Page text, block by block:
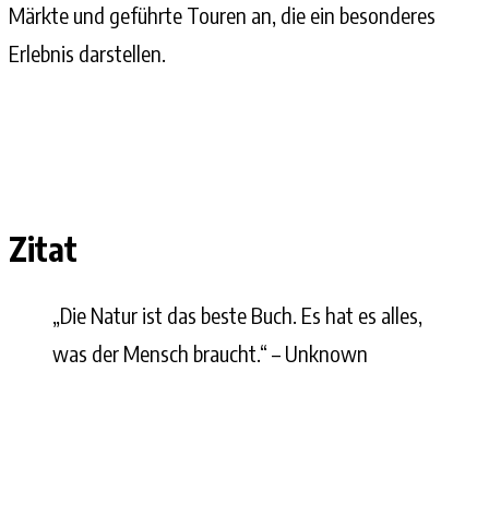
Märkte und geführte Touren an, die ein besonderes
Erlebnis darstellen.
Zitat
„Die Natur ist das beste Buch. Es hat es alles,
was der Mensch braucht.“ – Unknown